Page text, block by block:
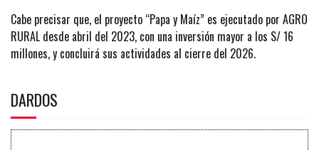
Cabe precisar que, el proyecto “Papa y Maíz” es ejecutado por AGRO
RURAL desde abril del 2023, con una inversión mayor a los S/ 16
millones, y concluirá sus actividades al cierre del 2026.
DARDOS